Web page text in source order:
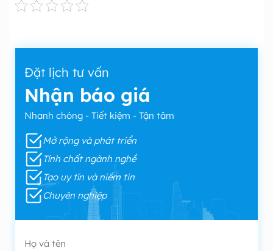
Đặt lịch tư vấn
Nhận báo giá
Nhanh chóng - Tiết kiệm - Tận tâm
Mở rộng và phát triển
Tính chất ngành nghề
Tạo uy tín và niềm tin
Chuyên nghiệp
Họ và tên